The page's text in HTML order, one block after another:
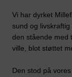
Vi har dyrket
sund og
den stående med
ville, blot støttet
Den stod på